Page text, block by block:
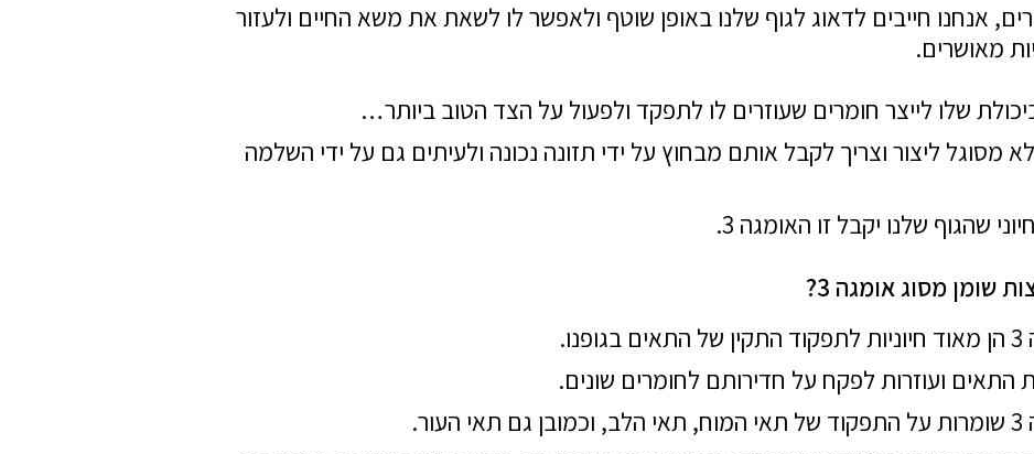
אנחנו חייבים לדאוג לגוף שלנו באופן שוטף ולאפשר לו לשאת את משא החיים ולעזור
מאושרים.
שלו לייצר חומרים שעוזרים לו לתפקד ולפעול על הצד הטוב ביותר…
מסוגל ליצור וצריך לקבל אותם מבחוץ על ידי תזונה נכונה ולעיתים גם על ידי השלמה
שהגוף שלנו יקבל זו האומגה 3.
שומן מסוג אומגה 3?
התאים ועוזרות לפקח על חדירותם לחומרים שונים.